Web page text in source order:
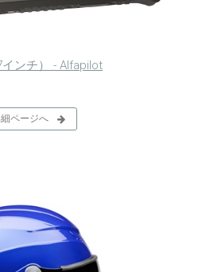
ンチ） - Alfapilot
ページへ